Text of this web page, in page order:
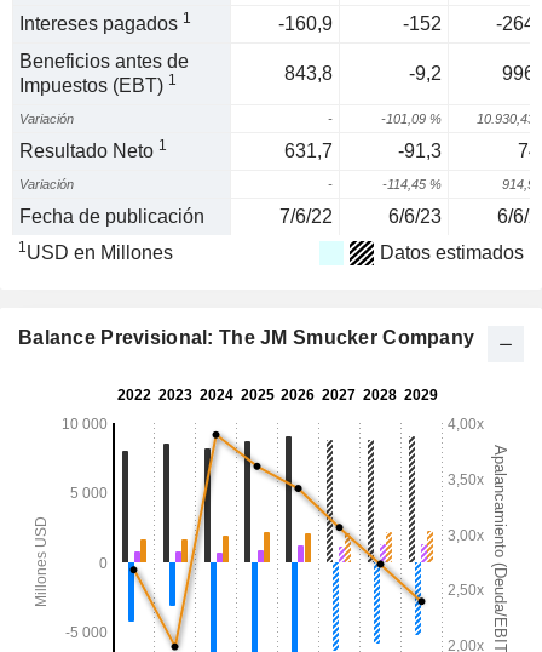
Intereses pagados 1 -160,9 -152
-
Beneficios antes de
Impuestos (EBT) 1 843,8 -9,2
Variación - -101,09 % 10.930,43
Resultado Neto 1 631,7 -91,3
Variación - -114,45 % 914,9
Fecha de publicación 7/6/22 6/6/23 6/6/
1USD en Millones Datos estimados
Balance Previsional: The JM Smucker Company